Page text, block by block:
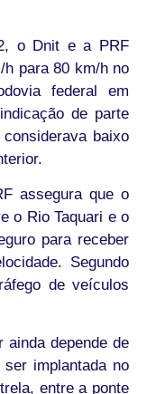
o Dnit e a PRF
h para 80 km/h no
federal em
de parte
baixo
assegura que o
o Rio Taquari e o
para receber
Segundo
de veículos
ainda depende de
implantada no
entre a ponte